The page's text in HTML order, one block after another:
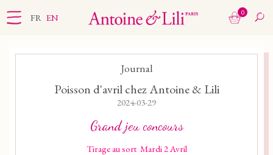
FR EN 0
Journal
Poisson d'avril chez Antoine & Lili
2024-03-29
Grand jeu concours
Tirage au sort Mardi 2 Avril